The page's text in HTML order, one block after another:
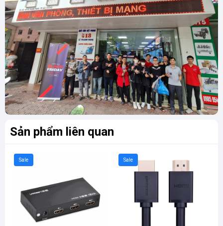
Sản phẩm liên quan
Sale Sale